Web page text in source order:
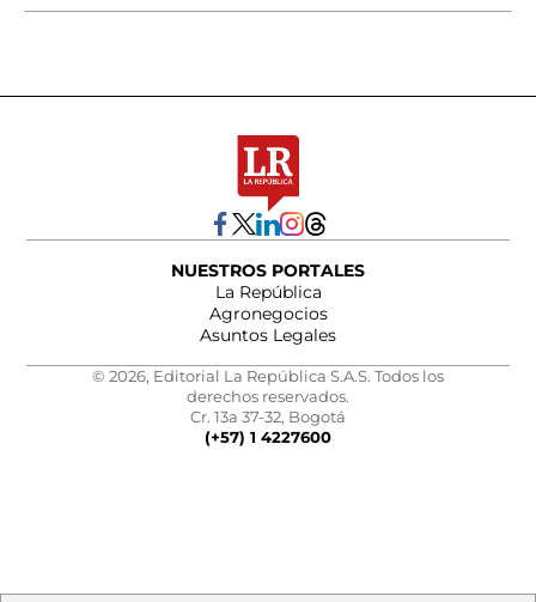
NUESTROS PORTALES
La República
Agronegocios
Asuntos Legales
© 2026, Editorial La República S.A.S. Todos los
derechos reservados.
Cr. 13a 37-32, Bogotá
(+57) 1 4227600